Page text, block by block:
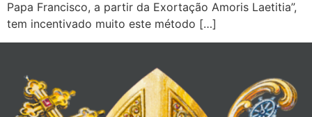
Papa Francisco, a partir da Exortação Amoris Laetitia”,
tem incentivado muito este método […]